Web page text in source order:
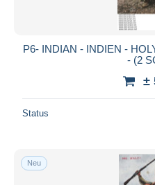
P6- INDIAN - INDIEN -
- (2
±
Status
Neu